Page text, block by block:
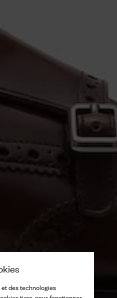
des technologies